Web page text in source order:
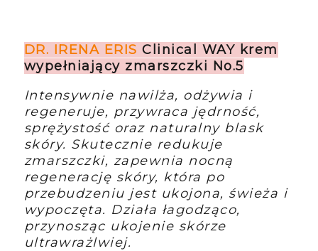
DR. IRENA ERIS Clinical WAY krem
wypełniający zmarszczki No.5
Intensywnie nawilża, odżywia i
regeneruje, przywraca jędrność,
sprężystość oraz naturalny blask
skóry. Skutecznie redukuje
zmarszczki, zapewnia nocną
regenerację skóry, która po
przebudzeniu jest ukojona, świeża i
wypoczęta. Działa łagodząco,
przynosząc ukojenie skórze
ultrawrażlwiej.